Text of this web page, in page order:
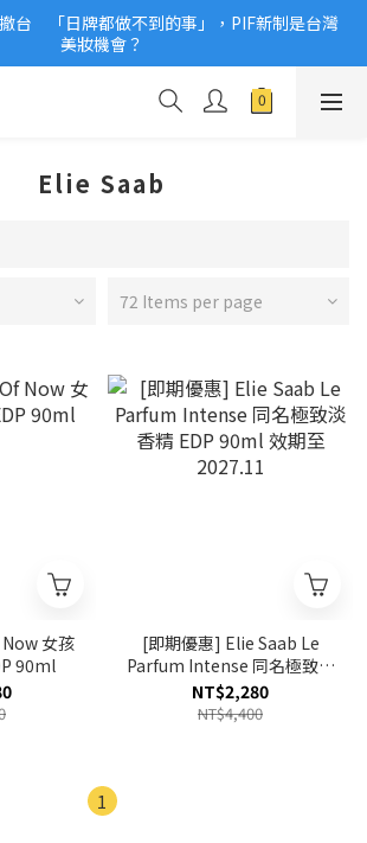
品變少？PIF化妝品身分證7月上路！消費者
必懂5觀念
台　「日牌都做不到的事」，PIF新制是台灣
美妝機會？
品變少？PIF化妝品身分證7月上路！消費者
Elie Saab
72 Items per page
女孩
90ml
[即期優惠] Elie Saab Le
Parfum Intense 同名極致淡
香精 EDP 90ml 效期至
2027.11
NT$2,280
NT$4,400
1